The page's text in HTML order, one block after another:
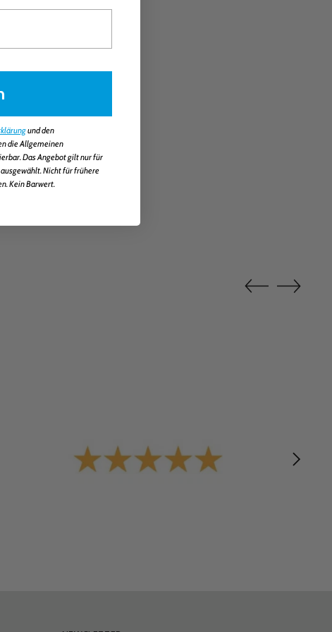
und den
die Allgemeinen
Das Angebot gilt nur für
Nicht für frühere
Kein Barwert.